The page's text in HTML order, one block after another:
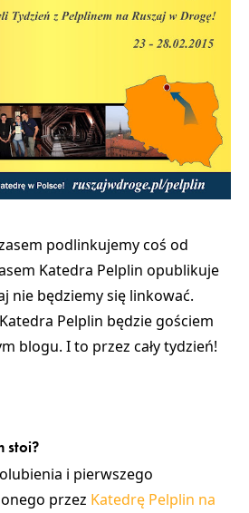
podlinkujemy coś od
Katedra Pelplin opublikuje
nie będziemy się linkować.
Pelplin będzie gościem
blogu. I to przez cały tydzień!
stoi?
i pierwszego
przez Katedrę Pelplin na